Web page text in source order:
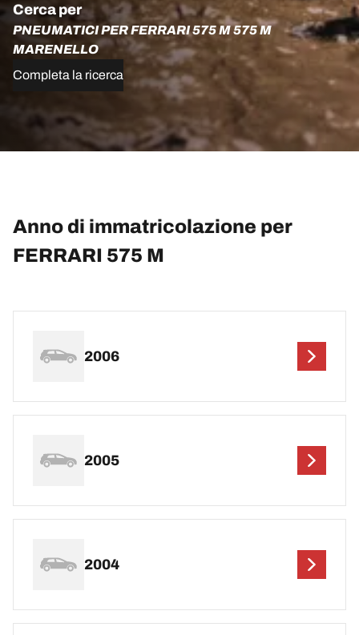
Cerca per
PNEUMATICI PER FERRARI 575 M 575 M
MARENELLO
Completa la ricerca
Anno di immatricolazione per
FERRARI 575 M
2006
2005
2004